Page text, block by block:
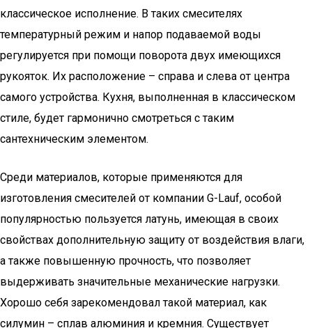
классическое исполнение. В таких смесителях
температурный режим и напор подаваемой воды
регулируется при помощи поворота двух имеющихся
рукояток. Их расположение – справа и слева от центра
самого устройства. Кухня, выполненная в классическом
стиле, будет гармонично смотреться с таким
сантехническим элементом.
Среди материалов, которые применяются для
изготовления смесителей от компании G-Lauf, особой
популярностью пользуется латунь, имеющая в своих
свойствах дополнительную защиту от воздействия влаги,
а также повышенную прочность, что позволяет
выдерживать значительные механические нагрузки.
Хорошо себя зарекомендовал такой материал, как
силумин – сплав алюминия и кремния. Существует